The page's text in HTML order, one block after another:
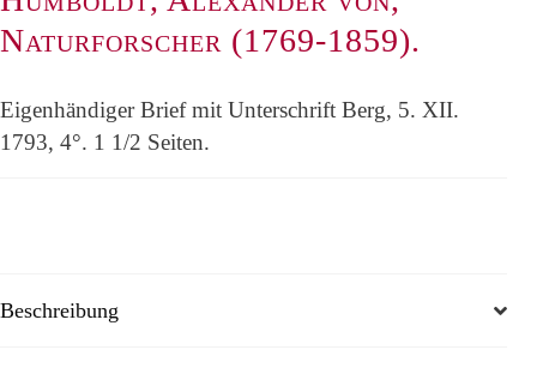
Naturforscher (1769-1859).
Eigenhändiger Brief mit Unterschrift Berg, 5. XII.
1793, 4°. 1 1/2 Seiten.
Beschreibung